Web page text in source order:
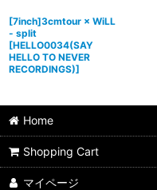
[7inch]3cmtour × WiLL
- split
[HELLO0034(SAY
HELLO TO NEVER
RECORDINGS)]
Home
Shopping Cart
マイページ